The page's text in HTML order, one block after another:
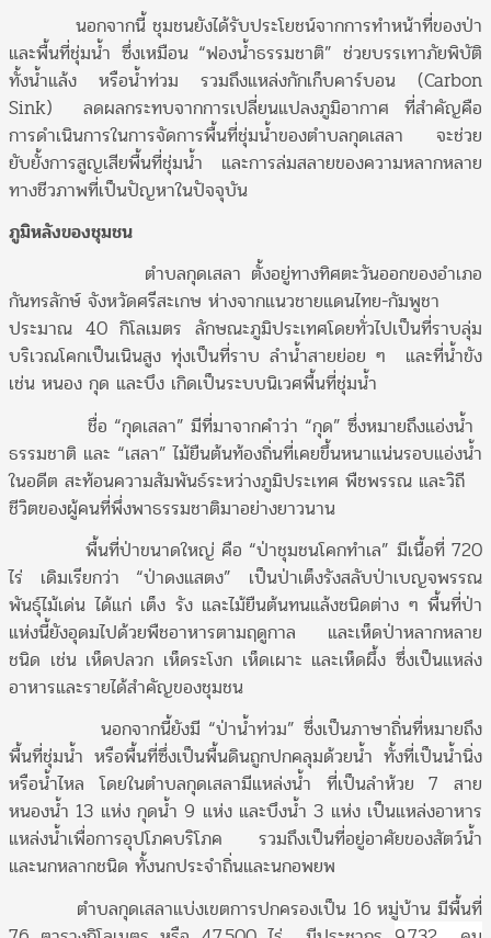
นอกจากนี้ ชุมชนยังได้รับประโยชน์จากการทำหน้าที่ของป่า
และพื้นที่ชุ่มน้ำ ซึ่งเหมือน “ฟองน้ำธรรมชาติ” ช่วยบรรเทาภัยพิบัติ
ทั้งน้ำแล้ง หรือน้ำท่วม รวมถึงแหล่งกักเก็บคาร์บอน (Carbon
Sink) ลดผลกระทบจากการเปลี่ยนแปลงภูมิอากาศ ที่สำคัญคือ
การดำเนินการในการจัดการพื้นที่ชุ่มน้ำของตำบลกุดเสลา จะช่วย
ยับยั้งการสูญเสียพื้นที่ชุ่มน้ำ และการล่มสลายของความหลากหลาย
ทางชีวภาพที่เป็นปัญหาในปัจจุบัน
ภูมิหลังของชุมชน
ตำบลกุดเสลา ตั้งอยู่ทางทิศตะวันออกของอำเภอ
กันทรลักษ์ จังหวัดศรีสะเกษ ห่างจากแนวชายแดนไทย-กัมพูชา
ประมาณ 40 กิโลเมตร ลักษณะภูมิประเทศโดยทั่วไปเป็นที่ราบลุ่ม
บริเวณโคกเป็นเนินสูง ทุ่งเป็นที่ราบ ลำน้ำสายย่อย ๆ และที่น้ำขัง
เช่น หนอง กุด และบึง เกิดเป็นระบบนิเวศพื้นที่ชุ่มน้ำ
ชื่อ “กุดเสลา” มีที่มาจากคำว่า “กุด” ซึ่งหมายถึงแอ่งน้ำ
ธรรมชาติ และ “เสลา” ไม้ยืนต้นท้องถิ่นที่เคยขึ้นหนาแน่นรอบแอ่งน้ำ
ในอดีต สะท้อนความสัมพันธ์ระหว่างภูมิประเทศ พืชพรรณ และวิถี
ชีวิตของผู้คนที่พึ่งพาธรรมชาติมาอย่างยาวนาน
พื้นที่ป่าขนาดใหญ่ คือ “ป่าชุมชนโคกทำเล” มีเนื้อที่ 720
ไร่ เดิมเรียกว่า “ป่าดงแสตง” เป็นป่าเต็งรังสลับป่าเบญจพรรณ
พันธุ์ไม้เด่น ได้แก่ เต็ง รัง และไม้ยืนต้นทนแล้งชนิดต่าง ๆ พื้นที่ป่า
แห่งนี้ยังอุดมไปด้วยพืชอาหารตามฤดูกาล และเห็ดป่าหลากหลาย
ชนิด เช่น เห็ดปลวก เห็ดระโงก เห็ดเผาะ และเห็ดผึ้ง ซึ่งเป็นแหล่ง
อาหารและรายได้สำคัญของชุมชน
นอกจากนี้ยังมี “ป่าน้ำท่วม” ซึ่งเป็นภาษาถิ่นที่หมายถึง
พื้นที่ชุ่มน้ำ หรือพื้นที่ซึ่งเป็นพื้นดินถูกปกคลุมด้วยน้ำ ทั้งที่เป็นน้ำนิ่ง
หรือน้ำไหล โดยในตำบลกุดเสลามีแหล่งน้ำ ที่เป็นลำห้วย 7 สาย
หนองน้ำ 13 แห่ง กุดน้ำ 9 แห่ง และบึงน้ำ 3 แห่ง เป็นแหล่งอาหาร
แหล่งน้ำเพื่อการอุปโภคบริโภค รวมถึงเป็นที่อยู่อาศัยของสัตว์น้ำ
และนกหลากชนิด ทั้งนกประจำถิ่นและนกอพยพ
ตำบลกุดเสลาแบ่งเขตการปกครองเป็น 16 หมู่บ้าน มีพื้นที่